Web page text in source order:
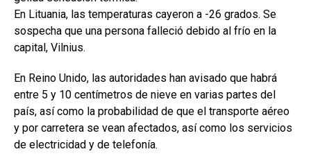
En Lituania, las temperaturas cayeron a -26 grados. Se
sospecha que una persona falleció debido al frío en la
capital, Vilnius.
En Reino Unido, las autoridades han avisado que habrá
entre 5 y 10 centímetros de nieve en varias partes del
país, así como la probabilidad de que el transporte aéreo
y por carretera se vean afectados, así como los servicios
de electricidad y de telefonía.